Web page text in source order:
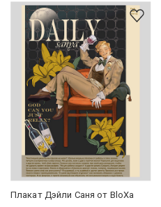
Плакат Дэйли Саня от BloXa